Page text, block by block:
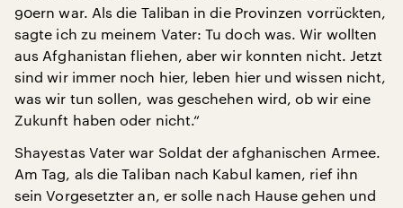
90ern war. Als die Taliban in die Provinzen vorrückten,
sagte ich zu meinem Vater: Tu doch was. Wir wollten
aus Afghanistan fliehen, aber wir konnten nicht. Jetzt
sind wir immer noch hier, leben hier und wissen nicht,
was wir tun sollen, was geschehen wird, ob wir eine
Zukunft haben oder nicht.“
Shayestas Vater war Soldat der afghanischen Armee.
Am Tag, als die Taliban nach Kabul kamen, rief ihn
sein Vorgesetzter an, er solle nach Hause gehen und